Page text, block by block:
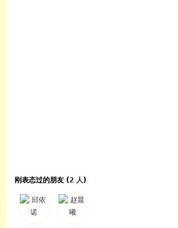
刚表态过的朋友 (2 人)